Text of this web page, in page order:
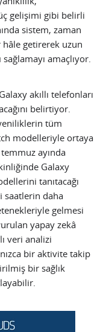
gelişimi gibi belirli
sistem, zaman
getirerek uzun
amaçlıyor.
akıllı telefonları
belirtiyor.
tüm
modelleriyle ortaya
temmuz ayında
Galaxy
tanıtacağı
saatlerin daha
gelmesi
yapay zekâ
veri analizi
bir aktivite takip
bir sağlık